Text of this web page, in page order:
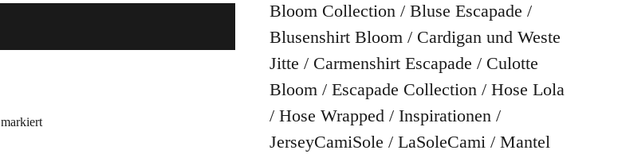
markiert
Bloom Collection
Bluse Escapade
Blusenshirt Bloom
Cardigan und Weste
Jitte
Carmenshirt Escapade
Culotte
Bloom
Escapade Collection
Hose Lola
Hose Wrapped
Inspirationen
JerseyCamiSole
LaSoleCami
Mantel